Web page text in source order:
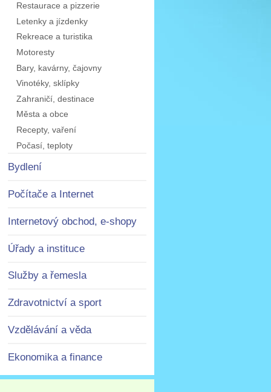
Restaurace a pizzerie
Letenky a jízdenky
Rekreace a turistika
Motoresty
Bary, kavárny, čajovny
Vinotéky, sklípky
Zahraničí, destinace
Města a obce
Recepty, vaření
Počasí, teploty
Bydlení
Počítače a Internet
Internetový obchod, e-shopy
Úřady a instituce
Služby a řemesla
Zdravotnictví a sport
Vzdělávání a věda
Ekonomika a finance